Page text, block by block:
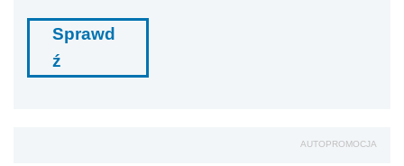
Sprawd
ź
AUTOPROMOCJA